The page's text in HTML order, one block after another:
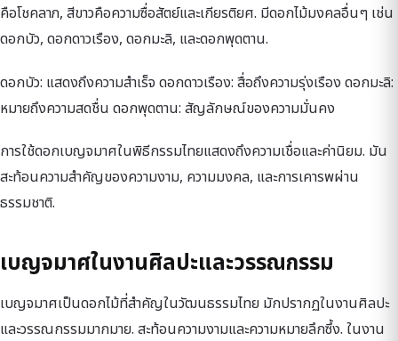
คือโชคลาภ, สีขาวคือความซื่อสัตย์และเกียรติยศ. มีดอกไม้มงคลอื่นๆ เช่น
ดอกบัว, ดอกดาวเรือง, ดอกมะลิ, และดอกพุดตาน.
ดอกบัว: แสดงถึงความสำเร็จ ดอกดาวเรือง: สื่อถึงความรุ่งเรือง ดอกมะลิ:
หมายถึงความสดชื่น ดอกพุดตาน: สัญลักษณ์ของความมั่นคง
การใช้ดอกเบญจมาศในพิธีกรรมไทยแสดงถึงความเชื่อและค่านิยม. มัน
สะท้อนความสำคัญของความงาม, ความมงคล, และการเคารพผ่าน
ธรรมชาติ.
เบญจมาศในงานศิลปะและวรรณกรรม
เบญจมาศเป็นดอกไม้ที่สำคัญในวัฒนธรรมไทย มักปรากฏในงานศิลปะ
และวรรณกรรมมากมาย. สะท้อนความงามและความหมายลึกซึ้ง. ในงาน